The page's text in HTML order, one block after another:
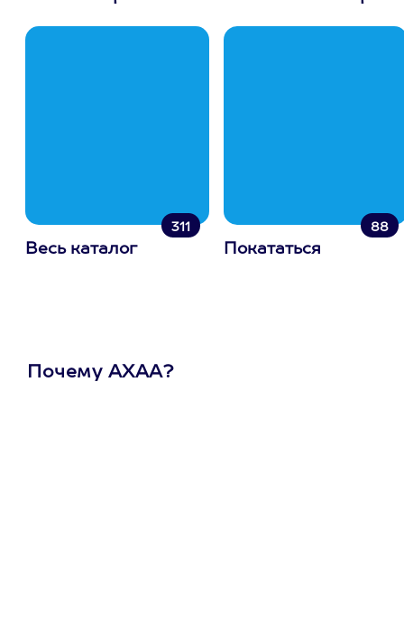
311
Весь каталог
88
Покататься
Почему АХАА?